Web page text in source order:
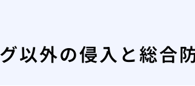
以外の侵入と総合